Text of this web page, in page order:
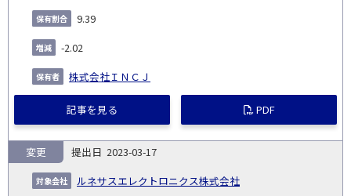
9.39
-2.02
株式会社ＩＮＣＪ
記事を見る PDF
2023-03-17
ルネサスエレクトロニクス株式会社
変更